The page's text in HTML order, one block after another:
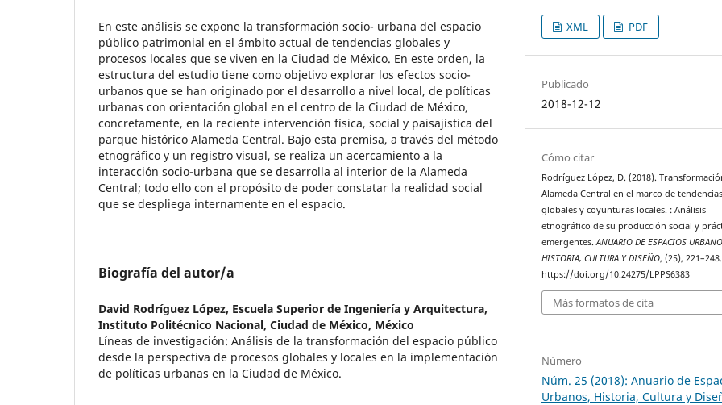
En este análisis se expone la transformación socio- urbana del espacio
público patrimonial en el ámbito actual de tendencias globales y
procesos locales que se viven en la Ciudad de México. En este orden, la
estructura del estudio tiene como objetivo explorar los efectos socio-
urbanos que se han originado por el desarrollo a nivel local, de políticas
urbanas con orientación global en el centro de la Ciudad de México,
concretamente, en la reciente intervención física, social y paisajística del
parque histórico Alameda Central. Bajo esta premisa, a través del método
etnográfico y un registro visual, se realiza un acercamiento a la
interacción socio-urbana que se desarrolla al interior de la Alameda
Central; todo ello con el propósito de poder constatar la realidad social
que se despliega internamente en el espacio.
Biografía del autor/a
David Rodríguez López, Escuela Superior de Ingeniería y Arquitectura,
Instituto Politécnico Nacional, Ciudad de México, México
Líneas de investigación: Análisis de la transformación del espacio público
desde la perspectiva de procesos globales y locales en la implementación
de políticas urbanas en la Ciudad de México.
XML PDF
Publicado
2018-12-12
Cómo citar
Rodríguez López, D. (2018).
Alameda Central en el marco de tendencias
globales y coyunturas locales. : Análisis
etnográfico de su producción social y
emergentes.ANUARIO DE ESPACIOS
HISTORIA, CULTURA Y DISEÑO, (25), 221–248.
https://doi.org/10.24275/LPPS6383
Más formatos de cita
Número
Núm. 25 (2018): Anuario de
Urbanos, Historia, Cultura y